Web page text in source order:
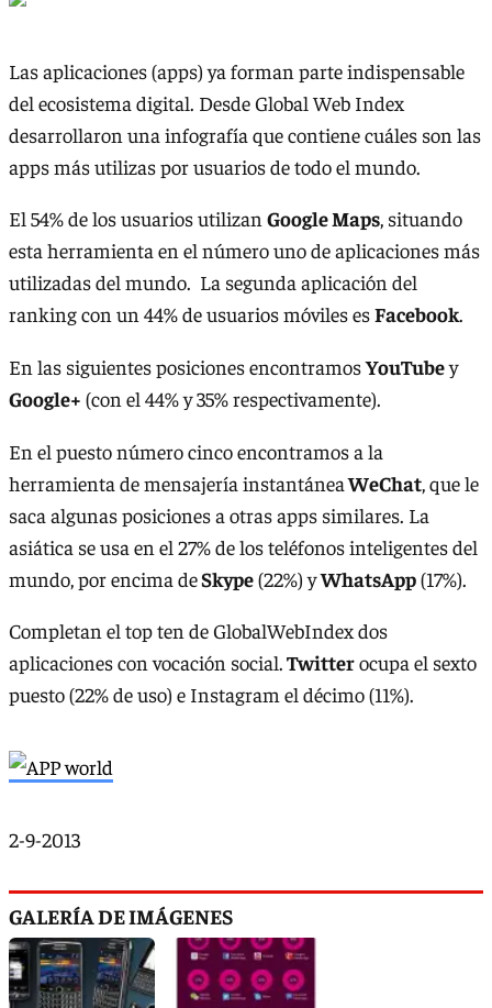
Las aplicaciones (apps) ya forman parte indispensable
del ecosistema digital. Desde Global Web Index
desarrollaron una infografía que contiene cuáles son las
apps más utilizas por usuarios de todo el mundo.
El 54% de los usuarios utilizan Google Maps, situando
esta herramienta en el número uno de aplicaciones más
utilizadas del mundo. La segunda aplicación del
ranking con un 44% de usuarios móviles esFacebook.
En las siguientes posiciones encontramosYouTubey
Google+ (con el 44% y 35% respectivamente).
En el puesto número cinco encontramos a la
herramienta de mensajería instantáneaWeChat , que le
saca algunas posiciones a otras apps similares. La
asiática se usa en el 27% de los teléfonos inteligentes del
mundo, por encima deSkype(22%) yWhatsApp(17%).
Completan el top ten de GlobalWebIndex dos
aplicaciones con vocación social.Twitterocupa el sexto
puesto (22% de uso) e Instagram el décimo (11%).
2-9-2013
GALERÍA DE IMÁGENES